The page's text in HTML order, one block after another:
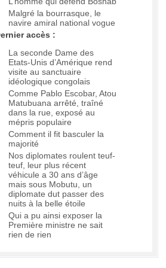
Malgré la bourrasque, le
navire amiral national vogue
accès :
La seconde Dame des
Etats-Unis d’Amérique rend
visite au sanctuaire
idéologique congolais
Comme Pablo Escobar, Atou
Matubuana arrêté, traîné
dans la rue, exposé au
mépris populaire
Comment il fit basculer la
majorité
Nos diplomates roulent teuf-
teuf, leur plus récent
véhicule a 30 ans d’âge
mais sous Mobutu, un
diplomate dut passer des
nuits à la belle étoile
Qui a pu ainsi exposer la
Première ministre ne sait
rien de rien